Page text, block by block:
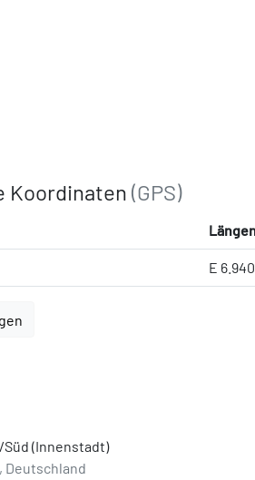
Koordinaten (GPS)
E
(Innenstadt)
Deutschland